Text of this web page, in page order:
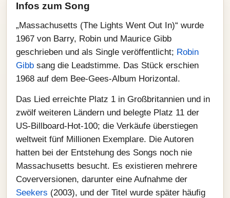
Infos zum Song
„Massachusetts (The Lights Went Out In)“ wurde
1967 von Barry, Robin und Maurice Gibb
geschrieben und als Single veröffentlicht; Robin
Gibb sang die Leadstimme. Das Stück erschien
1968 auf dem Bee-Gees-Album Horizontal.
Das Lied erreichte Platz 1 in Großbritannien und in
zwölf weiteren Ländern und belegte Platz 11 der
US-Billboard-Hot-100; die Verkäufe überstiegen
weltweit fünf Millionen Exemplare. Die Autoren
hatten bei der Entstehung des Songs noch nie
Massachusetts besucht. Es existieren mehrere
Coverversionen, darunter eine Aufnahme der
Seekers (2003), und der Titel wurde später häufig